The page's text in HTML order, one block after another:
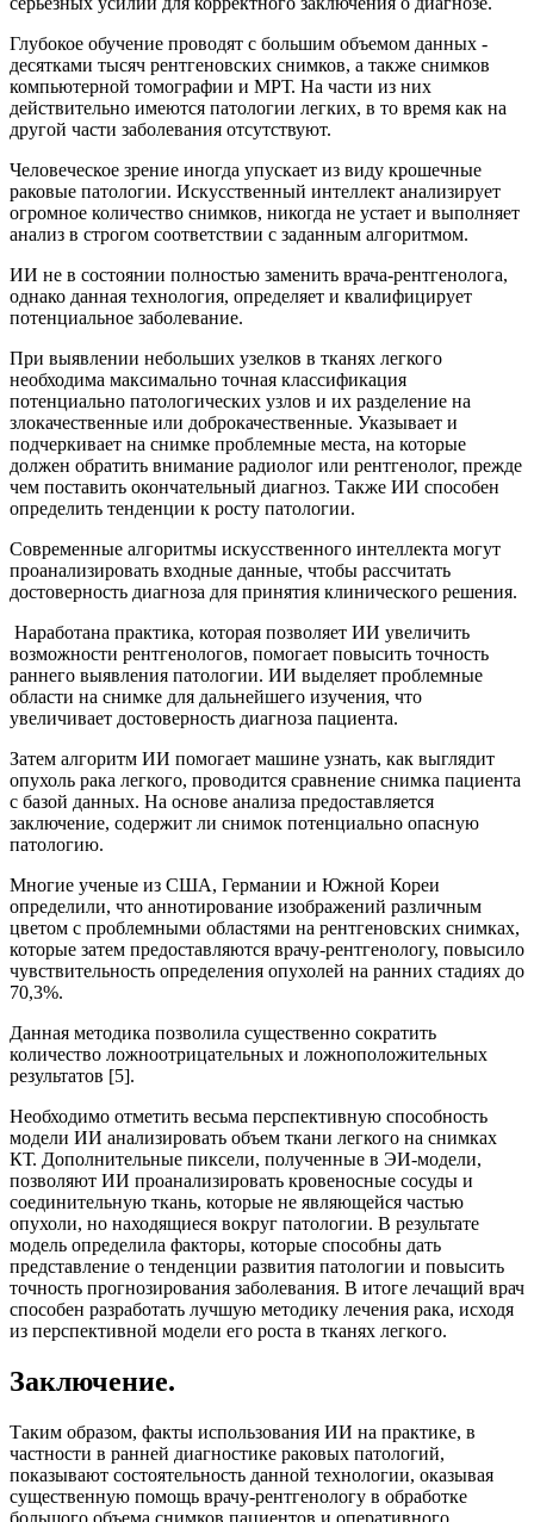
Глубокое обучение проводят с большим объемом данных -
десятками тысяч рентгеновских снимков, а также снимков
компьютерной томографии и МРТ. На части из них
действительно имеются патологии легких, в то время как на
другой части заболевания отсутствуют.
Человеческое зрение иногда упускает из виду крошечные
раковые патологии. Искусственный интеллект анализирует
огромное количество снимков, никогда не устает и выполняет
анализ в строгом соответствии с заданным алгоритмом.
ИИ не в состоянии полностью заменить врача-рентгенолога,
однако данная технология, определяет и квалифицирует
потенциальное заболевание.
При выявлении небольших узелков в тканях легкого
необходима максимально точная классификация
потенциально патологических узлов и их разделение на
злокачественные или доброкачественные. Указывает и
подчеркивает на снимке проблемные места, на которые
должен обратить внимание радиолог или рентгенолог, прежде
чем поставить окончательный диагноз. Также ИИ способен
определить тенденции к росту патологии.
Современные алгоритмы искусственного интеллекта могут
проанализировать входные данные, чтобы рассчитать
достоверность диагноза для принятия клинического решения.
Наработана практика, которая позволяет ИИ увеличить
возможности рентгенологов, помогает повысить точность
раннего выявления патологии. ИИ выделяет проблемные
области на снимке для дальнейшего изучения, что
увеличивает достоверность диагноза пациента.
Затем алгоритм ИИ помогает машине узнать, как выглядит
опухоль рака легкого, проводится сравнение снимка пациента
с базой данных. На основе анализа предоставляется
заключение, содержит ли снимок потенциально опасную
патологию.
Многие ученые из США, Германии и Южной Кореи
определили, что аннотирование изображений различным
цветом с проблемными областями на рентгеновских снимках,
которые затем предоставляются врачу-рентгенологу, повысило
чувствительность определения опухолей на ранних стадиях до
70,3%.
Данная методика позволила существенно сократить
количество ложноотрицательных и ложноположительных
результатов [5].
Необходимо отметить весьма перспективную способность
модели ИИ анализировать объем ткани легкого на снимках
КТ. Дополнительные пиксели, полученные в ЭИ-модели,
позволяют ИИ проанализировать кровеносные сосуды и
соединительную ткань, которые не являющейся частью
опухоли, но находящиеся вокруг патологии. В результате
модель определила факторы, которые способны дать
представление о тенденции развития патологии и повысить
точность прогнозирования заболевания. В итоге лечащий врач
способен разработать лучшую методику лечения рака, исходя
из перспективной модели его роста в тканях легкого.
Заключение.
Таким образом, факты использования ИИ на практике, в
частности в ранней диагностике раковых патологий,
показывают состоятельность данной технологии, оказывая
существенную помощь врачу-рентгенологу в обработке
большого объема снимков пациентов и оперативного